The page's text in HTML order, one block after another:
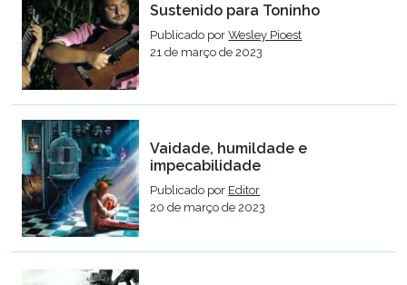
Sustenido para Toninho
Publicado porWesley Pioest
21 de março de 2023
Vaidade, humildade e
impecabilidade
Publicado por Editor
20 de março de 2023